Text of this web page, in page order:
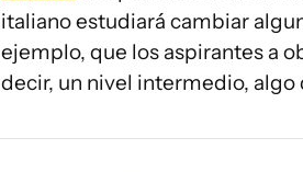
italiano estudiará cambiar
ejemplo, que los aspirantes a
decir, un nivel intermedio,